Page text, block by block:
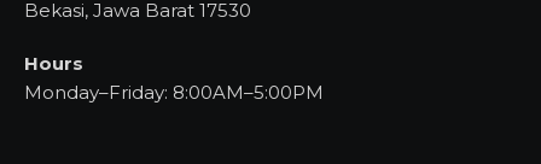
Bekasi, Jawa Barat 17530
Hours
Monday–Friday: 8:00AM–5:00PM